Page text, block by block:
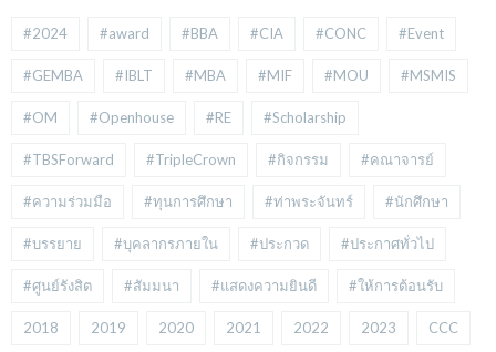
#2024 #award #BBA #CIA #CONC #Event
#GEMBA #IBLT #MBA #MIF #MOU #MSMIS
#OM #Openhouse #RE #Scholarship
#TBSForward #TripleCrown #กิจกรรม #คณาจารย์
#ความร่วมมือ #ทุนการศึกษา #ท่าพระจันทร์ #นักศึกษา
#บรรยาย #บุคลากรภายใน #ประกวด #ประกาศทั่วไป
#ศูนย์รังสิต #สัมมนา #แสดงความยินดี #ให้การต้อนรับ
2018 2019 2020 2021 2022 2023 CCC